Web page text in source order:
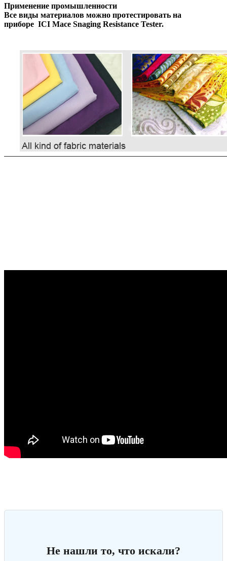
Применение промышленности
Все виды материалов можно протестировать на
приборе ICI Mace Snaging Resistance Tester.
Не нашли то, что искали?